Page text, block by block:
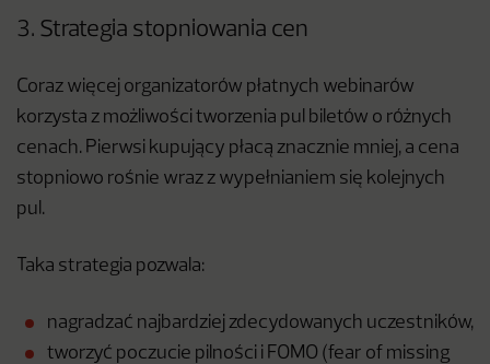
3. Strategia stopniowania cen
Coraz więcej organizatorów płatnych webinarów
korzysta z możliwości tworzenia pul biletów o różnych
cenach. Pierwsi kupujący płacą znacznie mniej, a cena
stopniowo rośnie wraz z wypełnianiem się kolejnych
pul.
Taka strategia pozwala:
nagradzać najbardziej zdecydowanych uczestników,
tworzyć poczucie pilności i FOMO (fear of missing